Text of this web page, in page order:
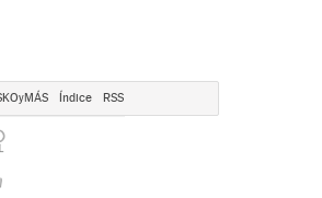
Índice RSS